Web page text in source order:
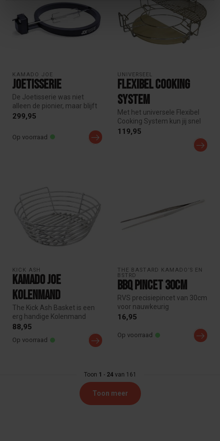
KAMADO JOE
Joetisserie
De Joetisserie was niet
alleen de pionier, maar blijft
ook de onbetwiste favorie...
299,95
Op voorraad
UNIVERSEEL
Flexibel Cooking
System
Met het universele Flexibel
Cooking System kun jij snel
en eenvoudig verschillen...
119,95
KICK ASH
Kamado Joe
Kolenmand
The Kick Ash Basket is een
erg handige Kolenmand
(Charcoal Basket) waarin u
88,95
Op voorraad
THE BASTARD KAMADO’S EN
BSTRD
BBQ Pincet 30cm
RVS precisiepincet van 30cm
voor nauwkeurig
barbecuewerk. Ideaal voor
16,95
Op voorraad
Toon 1 - 24van 161
Toon meer